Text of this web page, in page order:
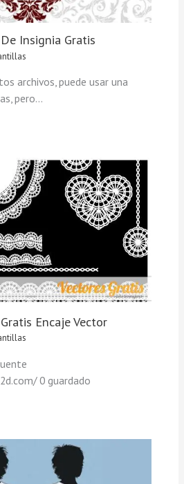
Insignia Gratis
archivos, puede usar una
pero…
Encaje Vector
0 guardado